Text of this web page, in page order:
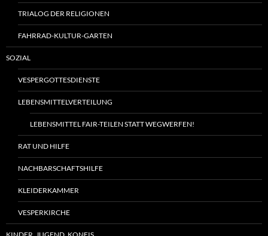
TRIALOG DER RELIGIONEN
FAHRRAD-KULTUR-GARTEN
SOZIAL
VESPERGOTTESDIENSTE
LEBENSMITTELVERTEILUNG
LEBENSMITTEL FAIR-TEILEN STATT WEGWERFEN!
RAT UND HILFE
NACHBARSCHAFTSHILFE
KLEIDERKAMMER
VESPERKIRCHE